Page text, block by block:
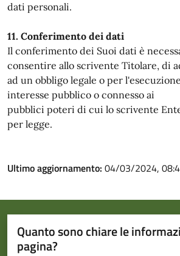
dati personali.
11. Conferimento dei dati
Il conferimento dei Suoi dati è
consentire allo scrivente Titolare, di
ad un obbligo legale o per
interesse pubblico o connesso ai
pubblici poteri di cui lo scrivente
per legge.
Ultimo aggiornamento: 04/03/2024,
Quanto sono chiare le
pagina?